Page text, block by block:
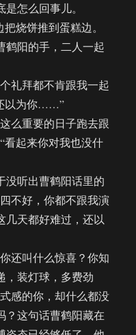
怎么回事儿。
烧饼推到蛋糕边。
阳的手，二人一起
拜都不肯跟我一起
以为你……”
么重要的日子跑去跟
看起来你对我也没什
听出曹鹤阳话里的
不好，你都不跟我演
几天都好难过，还以
还叫什么惊喜？你知
，装灯球，多费劲
感的你，却什么都没
？这句话曹鹤阳藏在